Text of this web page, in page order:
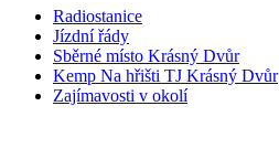
Radiostanice
Jízdní řády
Sběrné místo Krásný Dvůr
Kemp Na hřišti TJ Krásný Dvůr
Zajímavosti v okolí